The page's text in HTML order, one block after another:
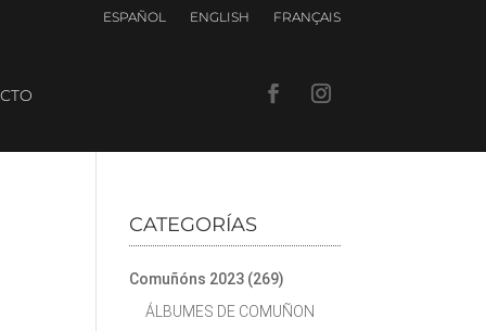
ESPAÑOL ENGLISH FRANÇAIS
CATEGORÍAS
Comuñóns 2023 (269)
ÁLBUMES DE COMUÑON